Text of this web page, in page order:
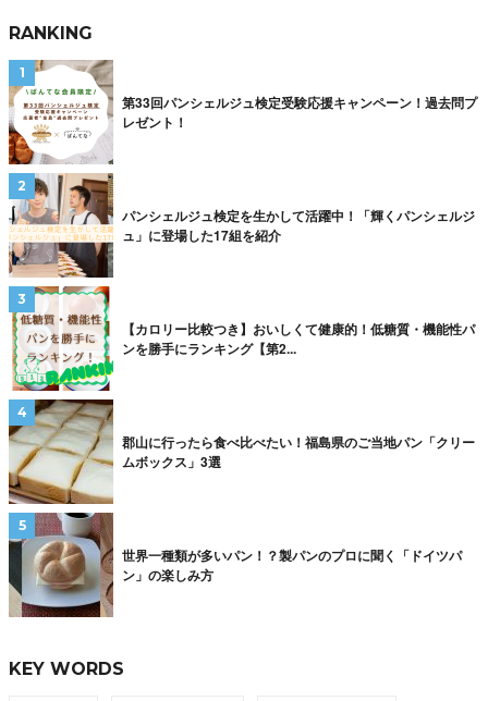
RANKING
第33回パンシェルジュ検定受験応援キャンペーン！過去問プ
レゼント！
パンシェルジュ検定を生かして活躍中！「輝くパンシェルジ
ュ」に登場した17組を紹介
【カロリー比較つき】おいしくて健康的！低糖質・機能性パ
ンを勝手にランキング【第2...
郡山に行ったら食べ比べたい！福島県のご当地パン「クリー
ムボックス」3選
世界一種類が多いパン！？製パンのプロに聞く「ドイツパ
ン」の楽しみ方
KEY WORDS